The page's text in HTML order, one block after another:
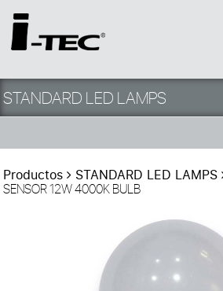
STANDARD LED LAMPS
Productos STANDARD LED LAMPS
SENSOR 12W 4000K BULB